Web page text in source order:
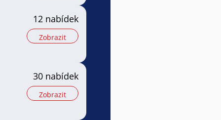
12 nabídek
Zobrazit
30 nabídek
Zobrazit